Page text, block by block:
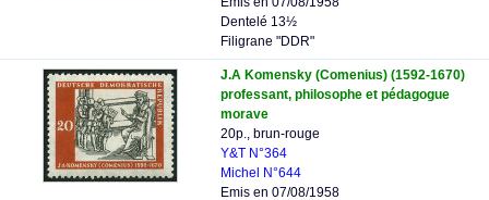
Dentelé 13½
Filigrane "DDR"
J.A Komensky (Comenius) (1592-1670)
professant, philosophe et pédagogue
morave
20p., brun-rouge
Y&T N°364
Michel N°644
Emis en 07/08/1958